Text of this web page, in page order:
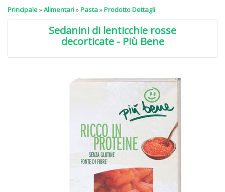
Principale»Alimentari»Pasta»Prodotto Dettagli
Sedanini di lenticchie rosse
decorticate - Più Bene